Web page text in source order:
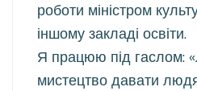
роботи міністром
іншому закладі освіти.
Я працюю під гаслом:
мистецтво давати